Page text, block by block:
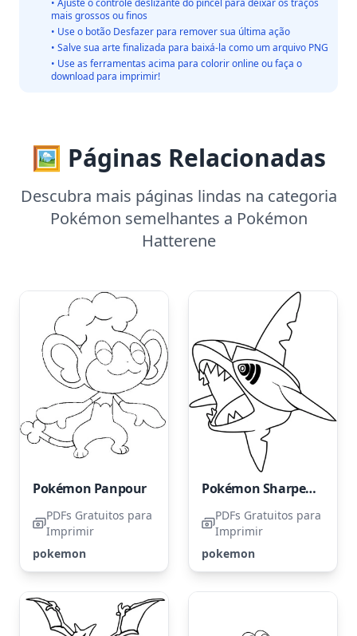
• Ajuste o controle deslizante do pincel para deixar os traços
mais grossos ou finos
• Use o botão Desfazer para remover sua última ação
• Salve sua arte finalizada para baixá-la como um arquivo PNG
• Use as ferramentas acima para colorir online ou faça o
download para imprimir!
🖼️ Páginas Relacionadas
Descubra mais páginas lindas na categoria
Pokémon semelhantes a Pokémon
Hatterene
Pokémon Panpour
PDFs Gratuitos para
Imprimir
pokemon
Pokémon Sharpedo
PDFs Gratuitos para
Imprimir
pokemon